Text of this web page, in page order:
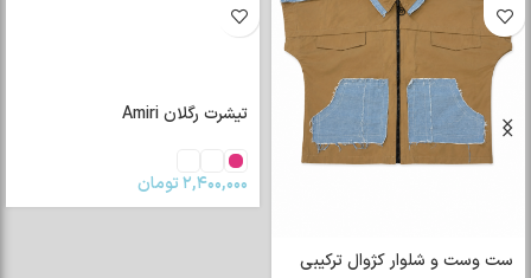
ست وست و شلوار کژوال ترکیبی
تیشرت رگلان Amiri
۲,۴۰۰,۰۰۰تومان